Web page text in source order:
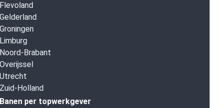
Flevoland
Gelderland
Groningen
Limburg
Noord-Brabant
Overijssel
Utrecht
Zuid-Holland
Banen per topwerkgever